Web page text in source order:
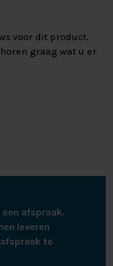
voor dit product.
graag wat u er
afspraak.
leveren
te